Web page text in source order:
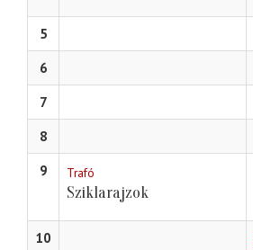
5
6
7
8
9
Trafó
Sziklarajzok
10